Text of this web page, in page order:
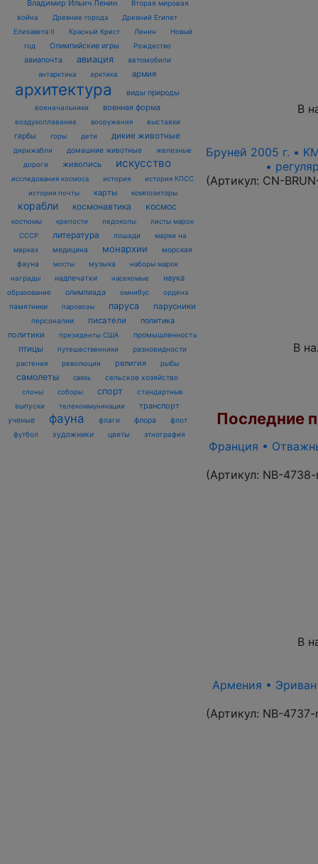
Владимир Ильич Ленин
Вторая мировая
война
Древние города
Древний Египет
Елизавета II
Красный Крест Ленин
Новый
год
Олимпийские игры Рождество
авиапочта авиация автомобили
антарктика арктика армия
архитектура виды природы
военачальники военная форма
воздухоплавание вооружения выставки
гербы горы дети дикие животные
дирижабли домашние животные
железные
дороги
живопись искусство
исследования космоса история
история КПСС
история почты
карты композиторы
корабли космонавтика космос
костюмы крепости ледоколы
листы марок
СССР
литература лошади
марки на
марках
медицина монархии
морская
фауна
мосты музыка наборы марок
награды надпечатки насекомые наука
образование олимпиада омнибус ордена
памятники паровозы паруса парусники
персоналии писатели
политика
политики
президенты США промышленность
птицы путешественники разновидности
растения революции религия рыбы
самолеты связь сельское хозяйство
слоны соборы спорт
стандартные
выпуски
телекоммуникации транспорт
ученые фауна флаги флора
флот
футбол
художники цветы этнография
В
Бруней 2005 г. •
•
(Артикул: CN-
В
Последние
Франция •
(Артикул: NB-4738-
В
Армения • Эриван
(Артикул: NB-4737-